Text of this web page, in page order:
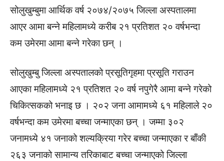
सोलुखुम्बुमा आर्थिक वर्ष २०७४/२०७५ जिल्ला अस्पतालमा
आएर आमा बन्ने महिलामध्ये करीब २१ प्रतिशत २० वर्षभन्दा
कम उमेरमा आमा बन्ने गरेका छन् ।
सोलुखुम्बु जिल्ला अस्पतालको प्रसूतिगृहमा प्रसूति गराउन
आएका महिलामध्ये २१ प्रतिशत २० वर्ष नपुगेरै आमा बन्ने गरेको
चिकित्सकको भनाइ छ । २०२ जना आमामध्ये ६१ महिलाले २०
वर्षभन्दा कम उमेरमा बच्चा जन्माएका छन् । जम्मा ३०२
जनामध्ये ४१ जनाको शल्यक्रिया गरेर बच्चा जन्माएका र बाँकी
२६३ जनाको सामान्य तरिकाबाट बच्चा जन्माएको जिल्ला